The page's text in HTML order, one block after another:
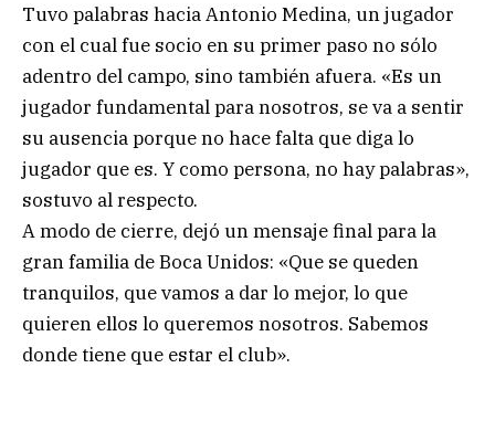
Tuvo palabras hacia Antonio Medina, un jugador
con el cual fue socio en su primer paso no sólo
adentro del campo, sino también afuera. «Es un
jugador fundamental para nosotros, se va a sentir
su ausencia porque no hace falta que diga lo
jugador que es. Y como persona, no hay palabras»,
sostuvo al respecto.
A modo de cierre, dejó un mensaje final para la
gran familia de Boca Unidos: «Que se queden
tranquilos, que vamos a dar lo mejor, lo que
quieren ellos lo queremos nosotros. Sabemos
donde tiene que estar el club».